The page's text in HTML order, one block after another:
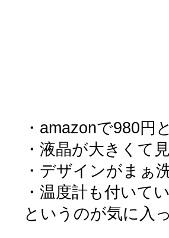
・amazonで980円
・液晶が大きくて
・デザインがまぁ
・温度計も付いて
というのが気に入